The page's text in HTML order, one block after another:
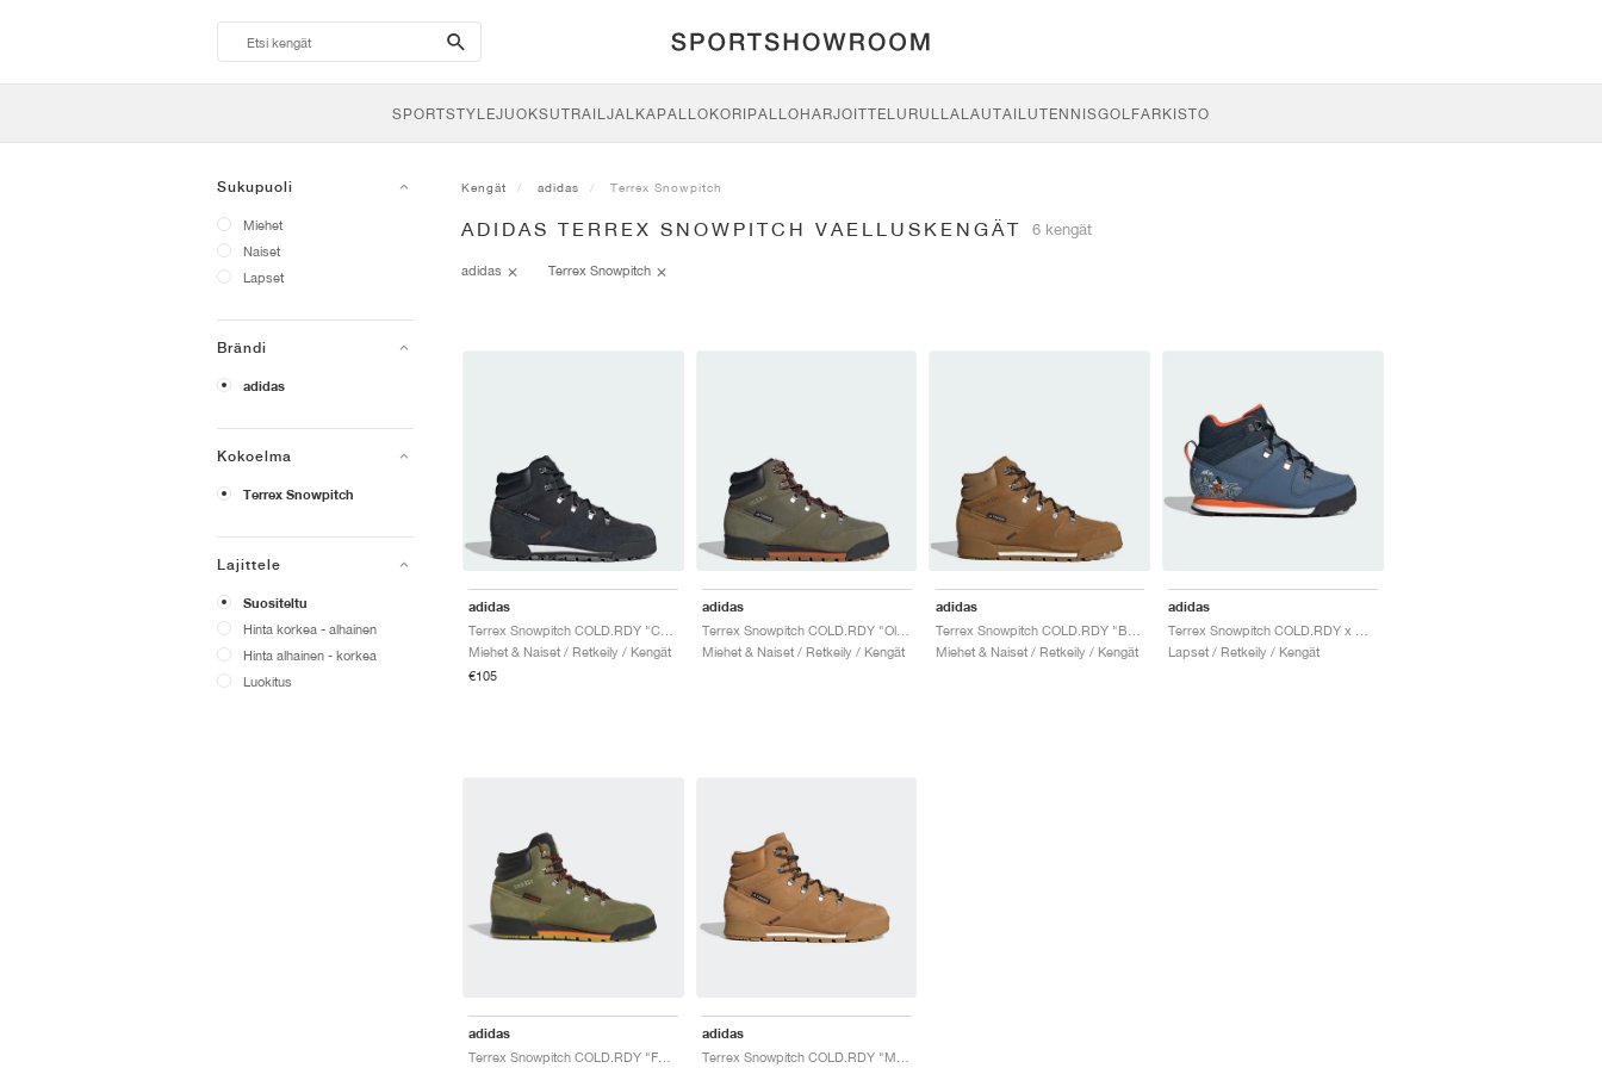
search-
btn
SPORTSTYLEJUOKSUTRAILJALKAPALLOKORIPALLOHARJOITTELU RULLALAUTAILUTENNISGOLFARKISTO
Sukupuoli
Miehet
Naiset
Lapset
Brändi
adidas
Kokoelma
Terrex Snowpitch
Lajittele
Suositeltu
Hinta korkea - alhainen
Hinta alhainen - korkea
Luokitus
Kengät adidas Terrex Snowpitch
ADIDAS TERREX SNOWPITCH VAELLUSKENGÄT 6 kengät
adidas Terrex Snowpitch
adidas
Miehet & Naiset / Retkeily / Kengät
€105
adidas
Terrex Snowpitch COLD.RDY "Olive Strata"
Miehet & Naiset / Retkeily / Kengät
adidas
Miehet & Naiset / Retkeily / Kengät
adidas
Lapset / Retkeily / Kengät
adidas adidas